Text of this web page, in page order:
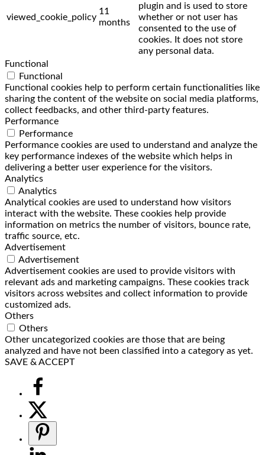
viewed_cookie_policy
11
months
plugin and is used to store
whether or not user has
consented to the use of
cookies. It does not store
any personal data.
Functional
Functional
Functional cookies help to perform certain functionalities like
sharing the content of the website on social media platforms,
collect feedbacks, and other third-party features.
Performance
Performance
Performance cookies are used to understand and analyze the
key performance indexes of the website which helps in
delivering a better user experience for the visitors.
Analytics
Analytics
Analytical cookies are used to understand how visitors
interact with the website. These cookies help provide
information on metrics the number of visitors, bounce rate,
traffic source, etc.
Advertisement
Advertisement
Advertisement cookies are used to provide visitors with
relevant ads and marketing campaigns. These cookies track
visitors across websites and collect information to provide
customized ads.
Others
Others
Other uncategorized cookies are those that are being
analyzed and have not been classified into a category as yet.
SAVE & ACCEPT